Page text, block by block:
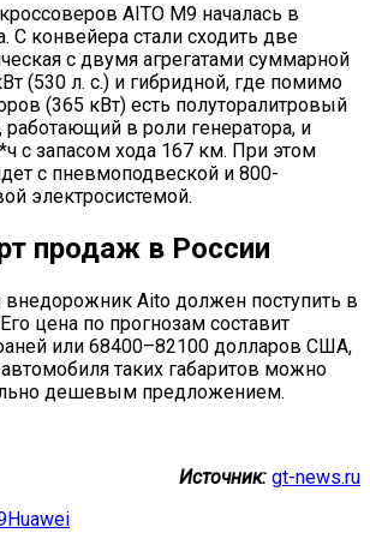
AITO M9 началась в
С конвейера стали сходить две
с двумя агрегатами суммарной
(530 л. с.) и гибридной, где помимо
(365 кВт) есть полуторалитровый
в роли генератора, и
с запасом хода 167 км. При этом
с пневмоподвеской и 800-
электросистемой.
продаж в России
Aito должен поступить в
цена по прогнозам составит
или 68400–82100 долларов США,
таких габаритов можно
дешевым предложением.
Источник: gt-news.ru
Huawei